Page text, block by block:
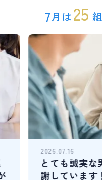
7月は25
2026.07.16
とても誠実な
謝しています